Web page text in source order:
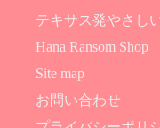
テキサス発やさし
Hana Ransom Shop
Site map
お問い合わせ